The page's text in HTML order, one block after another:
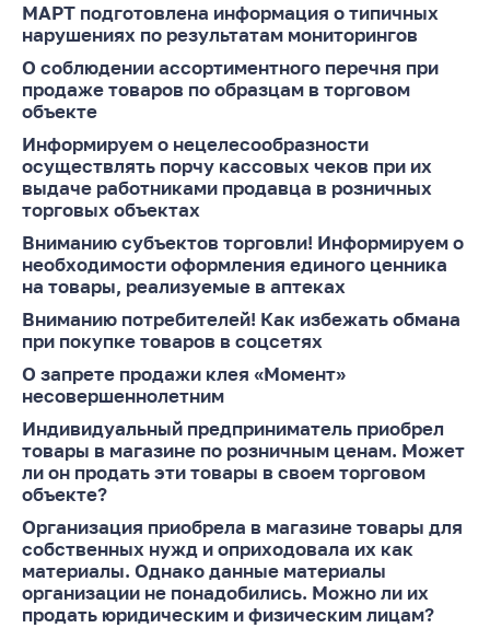
5 лет МАРТ
Деятельность
Ценовая политика
Антимонопольное
регулирование и
конкуренция
Торговля и услуги
Регулирование и
контроль закупок
Защита прав
потребителей
Регулирование
рекламной
деятельности
Международное
сотрудничество
Применение мер
нетарифного
регулирования
Биржевая торговля
МАРТ подготовлена информация о типичных
нарушениях по результатам мониторингов
О соблюдении ассортиментного перечня при
продаже товаров по образцам в торговом
объекте
Информируем о нецелесообразности
осуществлять порчу кассовых чеков при их
выдаче работниками продавца в розничных
торговых объектах
Вниманию субъектов торговли! Информируем о
необходимости оформления единого ценника
на товары, реализуемые в аптеках
Вниманию потребителей! Как избежать обмана
при покупке товаров в соцсетях
О запрете продажи клея «Момент»
несовершеннолетним
Индивидуальный предприниматель приобрел
товары в магазине по розничным ценам. Может
ли он продать эти товары в своем торговом
объекте?
Организация приобрела в магазине товары для
собственных нужд и оприходовала их как
материалы. Однако данные материалы
организации не понадобились. Можно ли их
продать юридическим и физическим лицам?